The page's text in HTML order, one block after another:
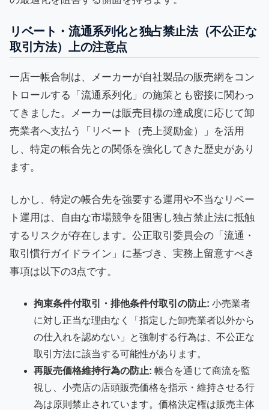
リベート・流通系列化と独占禁止法（不公正な
取引方法）上の注意点
一店一帳合制は、メーカーが自社製品の販売網をコン
トロールする「流通系列化」の施策とも密接に関わっ
てきました。メーカーは販売目標の達成度に応じて卸
売業者へ支払う「リベート（売上奨励金）」を活用
し、特定の帳合先との関係を強化してきた歴史があり
ます。
しかし、特定の帳合先を強要する運用や不当なリベー
ト運用は、自由な市場競争を阻害し独占禁止法に抵触
するリスクが存在します。公正取引委員会の「流通・
取引慣行ガイドライン」に基づき、実務上留意すべき
事項は以下の3点です。
拘束条件付取引・排他条件付取引の防止: 小売業者
に対し正当な理由なく「指定した卸売業者以外から
の仕入れを認めない」と強制する行為は、不公正な
取引方法に該当する可能性があります。
再販売価格維持行為の防止: 帳合を通じて商流を監
視し、小売店の店頭販売価格を指示・維持させる行
為は原則禁止されています。価格決定権は販売主体